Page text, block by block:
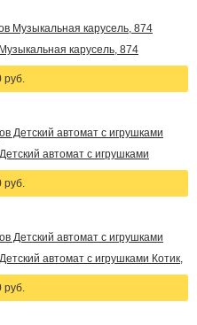
карусель, 874
руб.
автомат с игрушками
руб.
автомат с игрушками Котик,
руб.